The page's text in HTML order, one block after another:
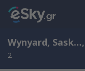
Wynyard, Saskatchewan, Καναδάς,
2